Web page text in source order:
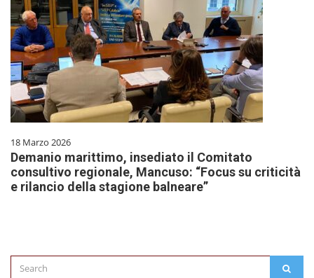
18 Marzo 2026
Demanio marittimo, insediato il Comitato
consultivo regionale, Mancuso: “Focus su criticità
e rilancio della stagione balneare”
Search